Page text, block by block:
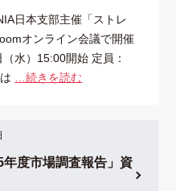
日本支部主催「ストレ
オンライン会議で開催
水）15:00開始 定員：
…続きを読む
度市場調査報告」資